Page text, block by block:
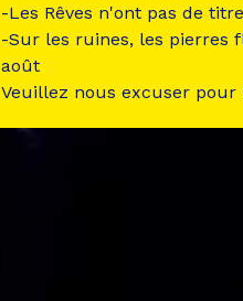
-Les Rêves n'ont pas de
-Sur les ruines, les pierres
août
Veuillez nous excuser pour